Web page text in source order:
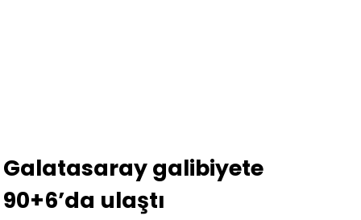
Galatasaray galibiyete
90+6’da ulaştı